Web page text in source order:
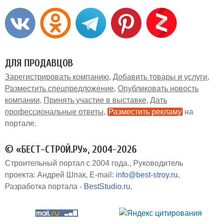
ДЛЯ ПРОДАВЦОВ
Зарегистрировать компанию Добавить товары и услуги
Разместить спецпредложение Опубликовать новость
компании
Принять участие в выставке Дать
профессиональные ответы
Разместить рекламу на
портале
© «БЕСТ-СТРОЙ.РУ», 2004-2026
Строительный портал с 2004 года.
Руководитель
проекта: Андрей Шпак E-mail: info@best-stroy.ru
Разработка портала - BestStudio.ru